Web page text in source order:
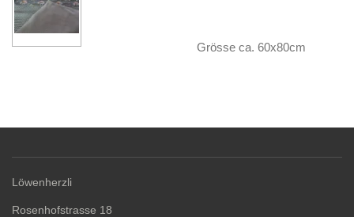
Grösse ca. 60x80cm
Löwenherzli
Rosenhofstrasse 18